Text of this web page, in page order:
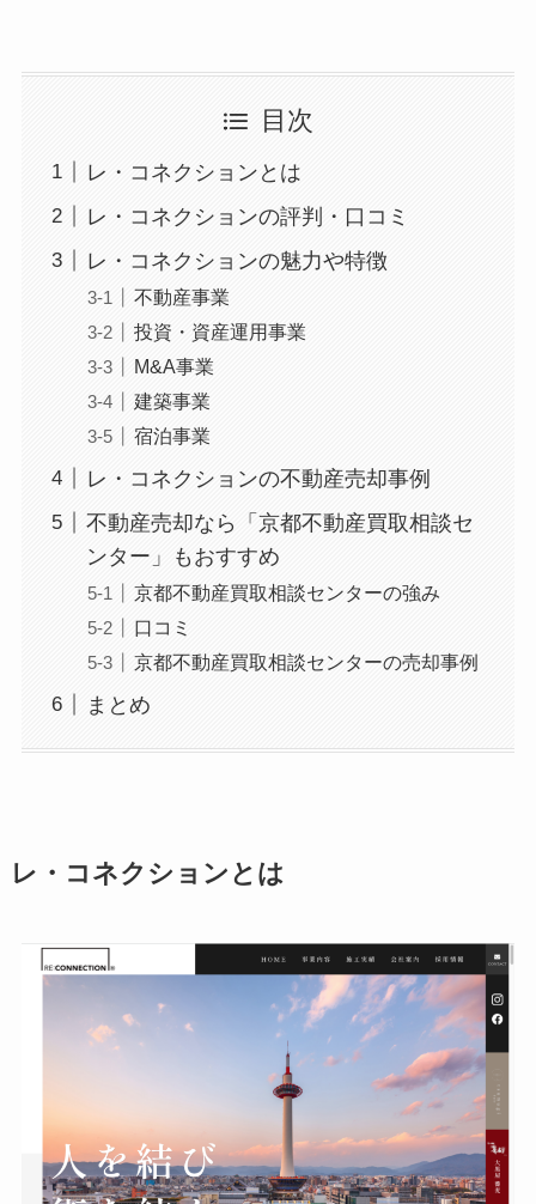
目次
レ・コネクションとは
レ・コネクションの評判・口コミ
レ・コネクションの魅力や特徴
不動産事業
投資・資産運用事業
M&A事業
建築事業
宿泊事業
レ・コネクションの不動産売却事例
不動産売却なら「京都不動産買取相談セ
ンター」もおすすめ
京都不動産買取相談センターの強み
口コミ
京都不動産買取相談センターの売却事例
まとめ
レ・コネクションとは